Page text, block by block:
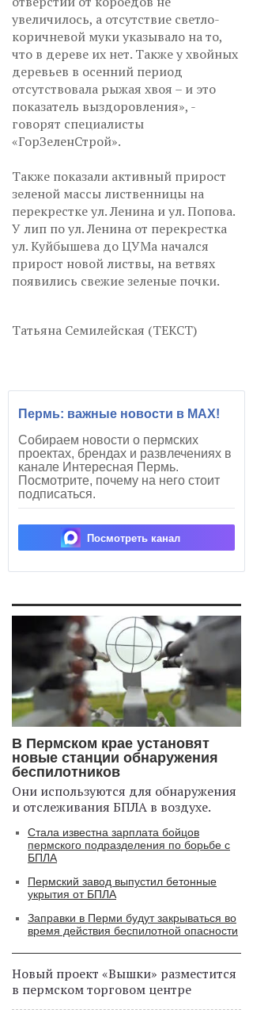
увеличилось, а отсутствие светло-
коричневой муки указывало на то,
что в дереве их нет. Также у хвойных
деревьев в осенний период
отсутствовала рыжая хвоя – и это
показатель выздоровления», -
говорят специалисты
«ГорЗеленСтрой».
Также показали активный прирост
зеленой массы лиственницы на
перекрестке ул. Ленина и ул. Попова.
У лип по ул. Ленина от перекрестка
ул. Куйбышева до ЦУМа начался
прирост новой листвы, на ветвях
появились свежие зеленые почки.
Татьяна Семилейская (ТЕКСТ)
Пермь: важные новости в MAX!
Собираем новости о пермских
проектах, брендах и развлечениях в
канале Интересная Пермь.
Посмотрите, почему на него стоит
подписаться.
Посмотреть канал
В Пермском крае установят
новые станции обнаружения
беспилотников
Они используются для обнаружения
и отслеживания БПЛА в воздухе.
Стала известна зарплата бойцов
пермского подразделения по борьбе с
БПЛА
Пермский завод выпустил бетонные
укрытия от БПЛА
Заправки в Перми будут закрываться во
время действия беспилотной опасности
Новый проект «Вышки» разместится
в пермском торговом центре